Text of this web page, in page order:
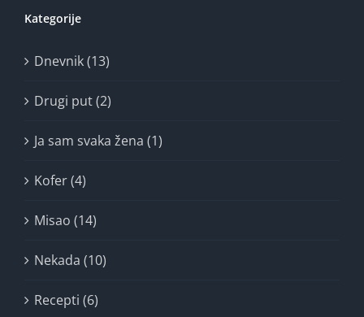
Kategorije
Dnevnik (13)
Drugi put (2)
Ja sam svaka žena (1)
Kofer (4)
Misao (14)
Nekada (10)
Recepti (6)